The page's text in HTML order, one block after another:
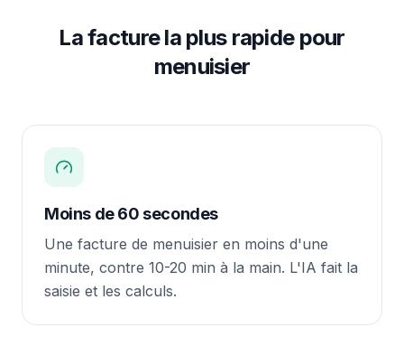
La facture la plus rapide pour
menuisier
Moins de 60 secondes
Une facture de menuisier en moins d'une
minute, contre 10-20 min à la main. L'IA fait la
saisie et les calculs.